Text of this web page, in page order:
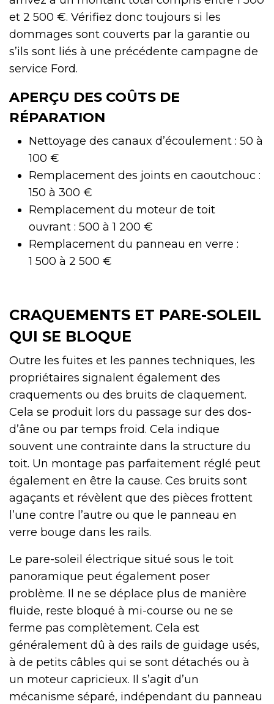
et 2 500 €. Vérifiez donc toujours si les
dommages sont couverts par la garantie ou
s’ils sont liés à une précédente campagne de
service Ford.
APERÇU DES COÛTS DE
RÉPARATION
Nettoyage des canaux d’écoulement : 50 à
100 €
Remplacement des joints en caoutchouc :
150 à 300 €
Remplacement du moteur de toit
ouvrant : 500 à 1 200 €
Remplacement du panneau en verre :
1 500 à 2 500 €
CRAQUEMENTS ET PARE-SOLEIL
QUI SE BLOQUE
Outre les fuites et les pannes techniques, les
propriétaires signalent également des
craquements ou des bruits de claquement.
Cela se produit lors du passage sur des dos-
d’âne ou par temps froid. Cela indique
souvent une contrainte dans la structure du
toit. Un montage pas parfaitement réglé peut
également en être la cause. Ces bruits sont
agaçants et révèlent que des pièces frottent
l’une contre l’autre ou que le panneau en
verre bouge dans les rails.
Le pare-soleil électrique situé sous le toit
panoramique peut également poser
problème. Il ne se déplace plus de manière
fluide, reste bloqué à mi-course ou ne se
ferme pas complètement. Cela est
généralement dû à des rails de guidage usés,
à de petits câbles qui se sont détachés ou à
un moteur capricieux. Il s’agit d’un
mécanisme séparé, indépendant du panneau